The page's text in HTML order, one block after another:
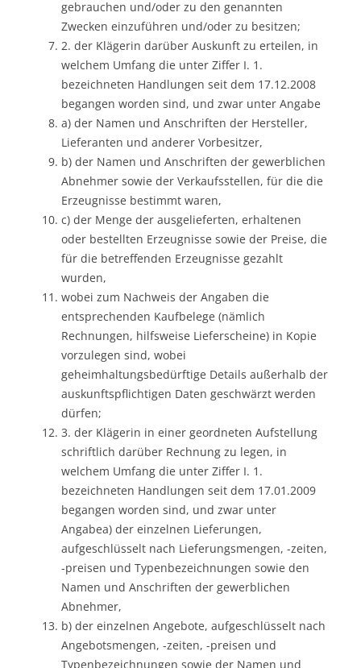
gebrauchen und/oder zu den genannten
Zwecken einzuführen und/oder zu besitzen;
2. der Klägerin darüber Auskunft zu erteilen, in
welchem Umfang die unter Ziffer I. 1.
bezeichneten Handlungen seit dem 17.12.2008
begangen worden sind, und zwar unter Angabe
a) der Namen und Anschriften der Hersteller,
Lieferanten und anderer Vorbesitzer,
b) der Namen und Anschriften der gewerblichen
Abnehmer sowie der Verkaufsstellen, für die die
Erzeugnisse bestimmt waren,
c) der Menge der ausgelieferten, erhaltenen
oder bestellten Erzeugnisse sowie der Preise, die
für die betreffenden Erzeugnisse gezahlt
wurden,
wobei zum Nachweis der Angaben die
entsprechenden Kaufbelege (nämlich
Rechnungen, hilfsweise Lieferscheine) in Kopie
vorzulegen sind, wobei
geheimhaltungsbedürftige Details außerhalb der
auskunftspflichtigen Daten geschwärzt werden
dürfen;
3. der Klägerin in einer geordneten Aufstellung
schriftlich darüber Rechnung zu legen, in
welchem Umfang die unter Ziffer I. 1.
bezeichneten Handlungen seit dem 17.01.2009
begangen worden sind, und zwar unter
Angabea) der einzelnen Lieferungen,
aufgeschlüsselt nach Lieferungsmengen, -zeiten,
-preisen und Typenbezeichnungen sowie den
Namen und Anschriften der gewerblichen
Abnehmer,
b) der einzelnen Angebote, aufgeschlüsselt nach
Angebotsmengen, -zeiten, -preisen und
Typenbezeichnungen sowie der Namen und